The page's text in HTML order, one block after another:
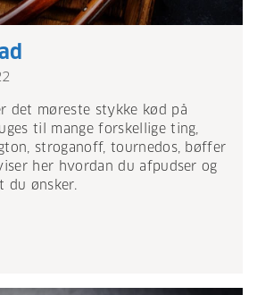
det møreste stykke kød på
til mange forskellige ting,
stroganoff, tournedos, bøffer
her hvordan du afpudser og
du ønsker.